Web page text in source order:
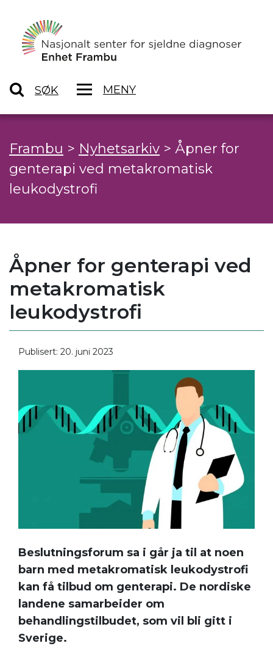
SØK MENY
Frambu > Nyhetsarkiv > Åpner for
genterapi ved metakromatisk
leukodystrofi
Åpner for genterapi ved
metakromatisk
leukodystrofi
Publisert: 20. juni 2023
Beslutningsforum sa i går ja til at noen
barn med metakromatisk leukodystrofi
kan få tilbud om genterapi. De nordiske
landene samarbeider om
behandlingstilbudet, som vil bli gitt i
Sverige.